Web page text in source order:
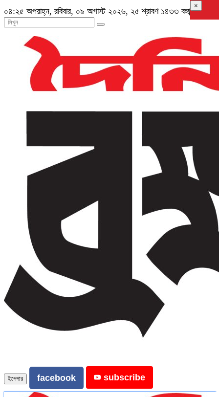
০৪:২৫ অপরাহ্ন, রবিবার, ০৯ অগাস্ট ২০২৬, ২৫ শ্রাবণ ১৪৩৩ বঙ্গাব্দ
ইপেপার facebook subscribe
×